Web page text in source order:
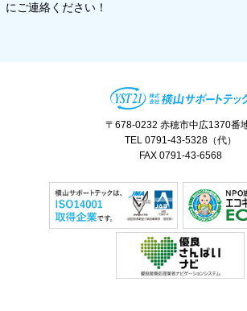
にご連絡ください！
〒678-0232 赤穂市中広1370番
TEL 0791-43-5328（代）
FAX 0791-43-6568